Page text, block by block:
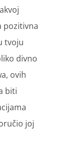
pozitivna
tvoju
divno
ovih
biti
joj